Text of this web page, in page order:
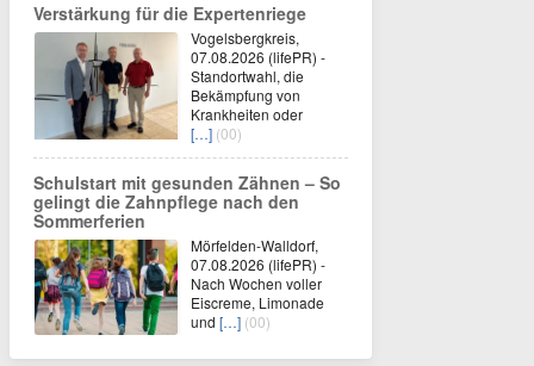
Verstärkung für die Expertenriege
Vogelsbergkreis,
07.08.2026 (lifePR) -
Standortwahl, die
Bekämpfung von
Krankheiten oder
[…] (00)
Schulstart mit gesunden Zähnen – So
gelingt die Zahnpflege nach den
Sommerferien
Mörfelden-Walldorf,
07.08.2026 (lifePR) -
Nach Wochen voller
Eiscreme, Limonade
und […] (00)